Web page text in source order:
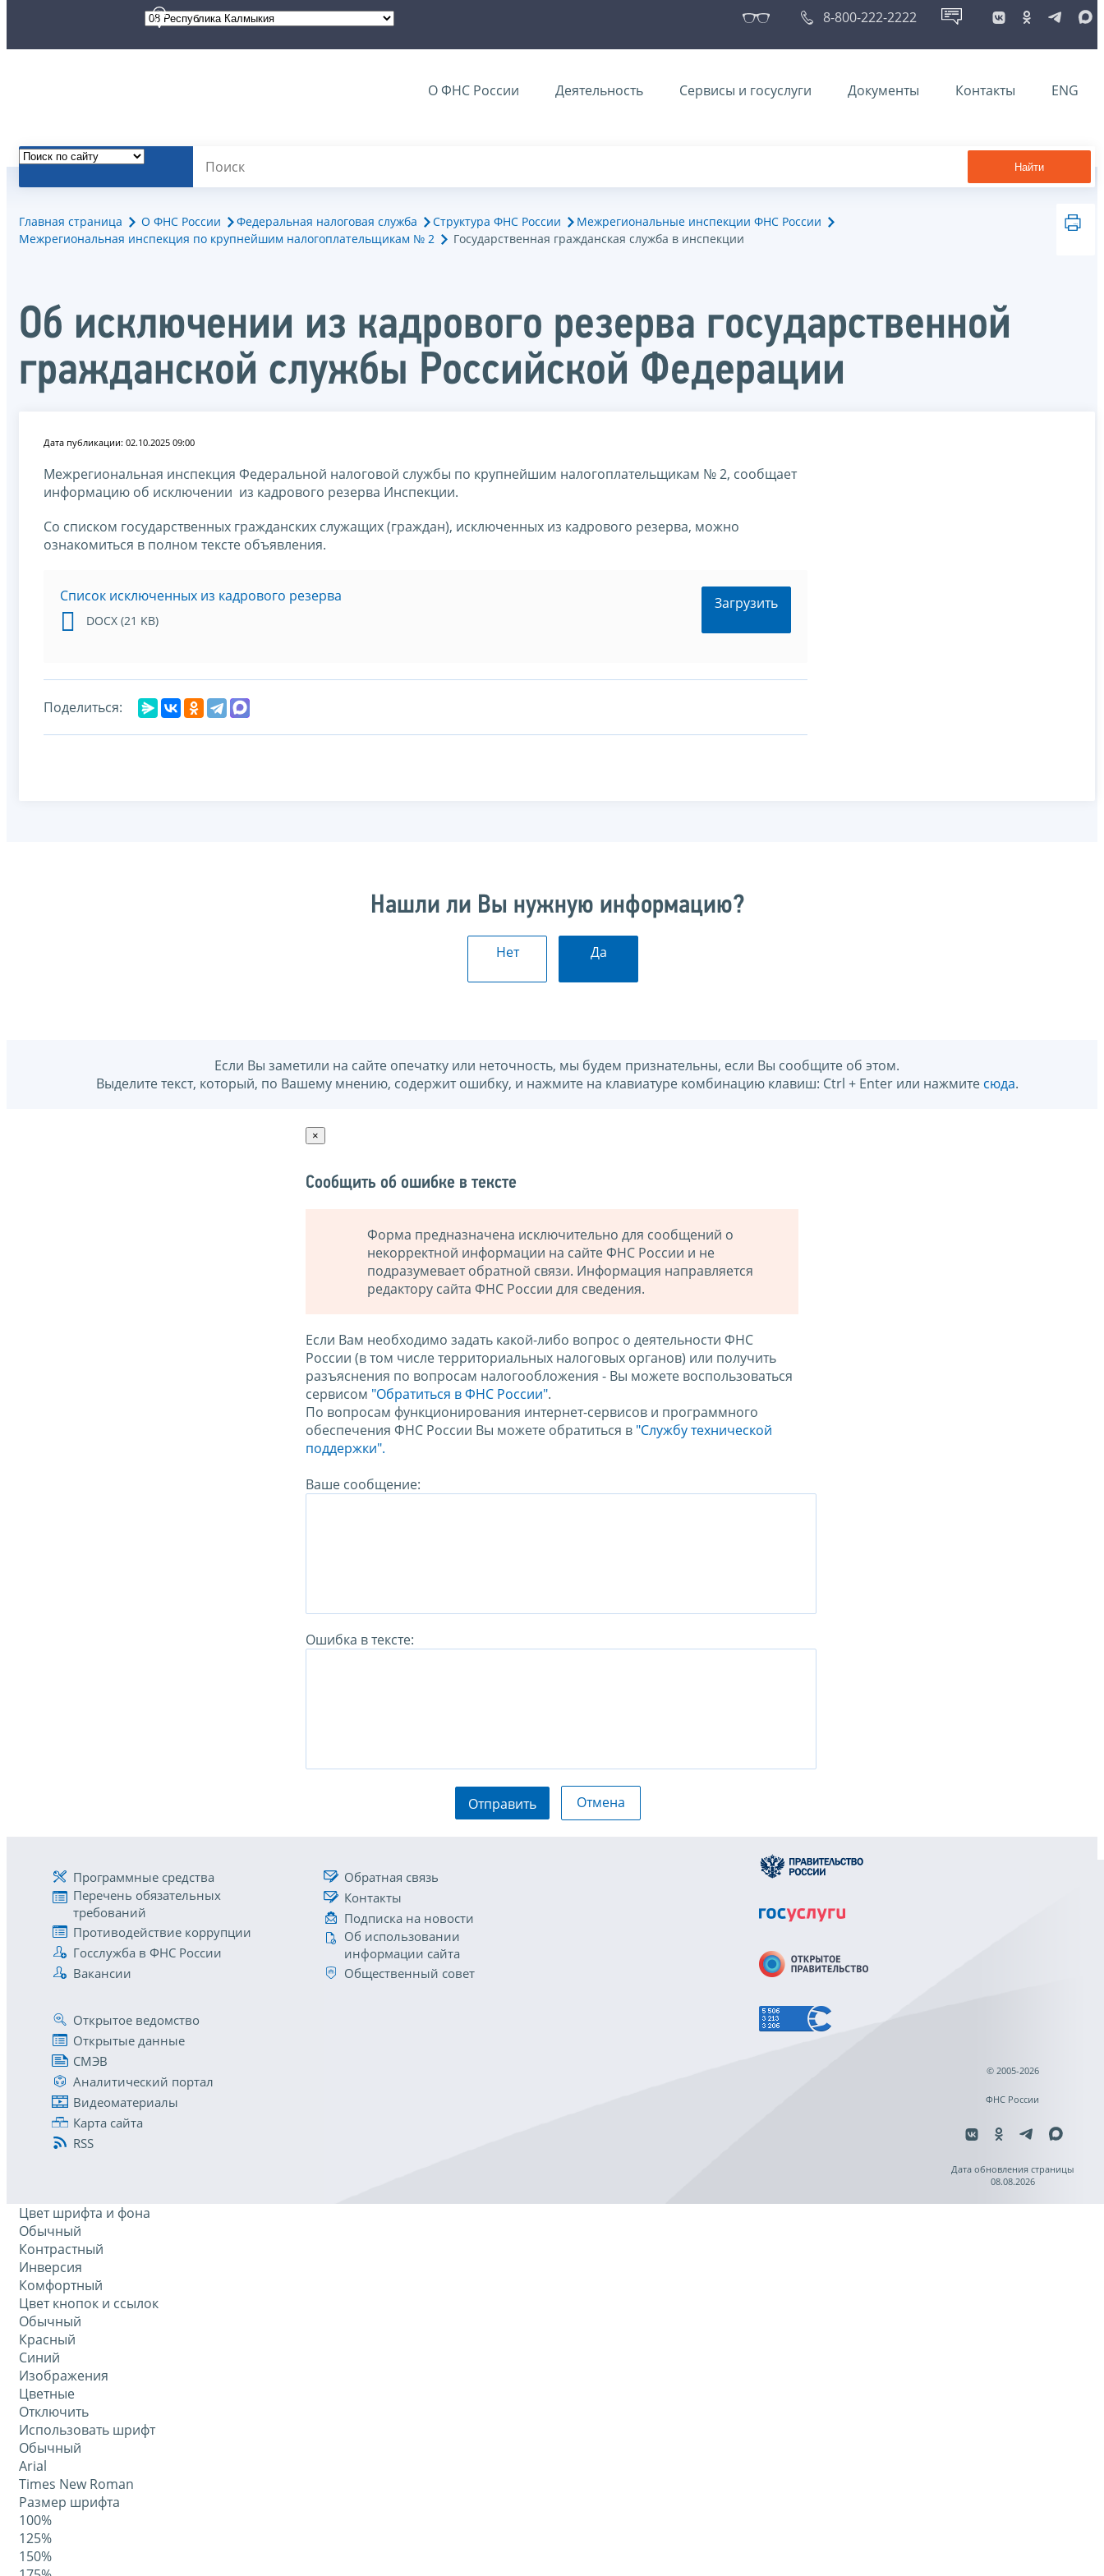
8-800-222-2222
О ФНС России Деятельность Сервисы и госуслуги Документы Контакты ENG
Найти
Главная страница О ФНС России Федеральная налоговая служба Структура ФНС России
Межрегиональные инспекции ФНС России
Межрегиональная инспекция по крупнейшим налогоплательщикам № 2
Государственная гражданская служба в инспекции
Об исключении из кадрового резерва государственной
гражданской службы Российской Федерации
Дата публикации: 02.10.2025 09:00
Межрегиональная инспекция Федеральной налоговой службы по крупнейшим налогоплательщикам № 2, сообщает
информацию об исключении из кадрового резерва Инспекции.
Со списком государственных гражданских служащих (граждан), исключенных из кадрового резерва, можно
ознакомиться в полном тексте объявления.
Список исключенных из кадрового резерва
DOCX (21 KB)
Загрузить
Поделиться:
Нашли ли Вы нужную информацию?
Нет Да
Если Вы заметили на сайте опечатку или неточность, мы будем признательны, если Вы сообщите об этом.
Выделите текст, который, по Вашему мнению, содержит ошибку, и нажмите на клавиатуре комбинацию клавиш: Ctrl + Enter или нажмите сюда.
×
Сообщить об ошибке в тексте
Форма предназначена исключительно для сообщений о
некорректной информации на сайте ФНС России и не
подразумевает обратной связи. Информация направляется
редактору сайта ФНС России для сведения.
Если Вам необходимо задать какой-либо вопрос о деятельности ФНС
России (в том числе территориальных налоговых органов) или получить
разъяснения по вопросам налогообложения - Вы можете воспользоваться
сервисом "Обратиться в ФНС России".
По вопросам функционирования интернет-сервисов и программного
обеспечения ФНС России Вы можете обратиться в "Службу технической
поддержки".
Ваше сообщение:
Ошибка в тексте:
Отправить Отмена
Программные средства
Перечень обязательных
требований
Противодействие коррупции
Госслужба в ФНС России
Вакансии
Обратная связь
Контакты
Подписка на новости
Об использовании
информации сайта
Общественный совет
Открытое ведомство
Открытые данные
СМЭВ
Аналитический портал
Видеоматериалы
Карта сайта
RSS
© 2005-2026
ФНС России
Дата обновления страницы
08.08.2026
Цвет шрифта и фона
Обычный
Контрастный
Инверсия
Комфортный
Цвет кнопок и ссылок
Обычный
Красный
Синий
Изображения
Цветные
Отключить
Использовать шрифт
Обычный
Arial
Times New Roman
Размер шрифта
100%
125%
150%